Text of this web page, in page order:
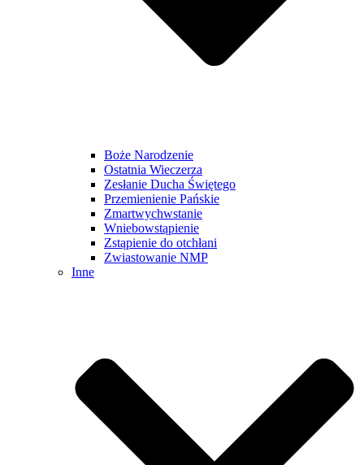
Boże Narodzenie
Ostatnia Wieczerza
Zesłanie Ducha Świętego
Przemienienie Pańskie
Zmartwychwstanie
Wniebowstąpienie
Zstąpienie do otchłani
Zwiastowanie NMP
Inne